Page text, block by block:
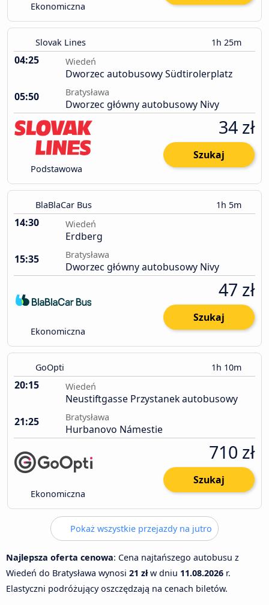
Ekonomiczna
Slovak Lines 1h 25m
04:25 Wiedeń
Dworzec autobusowy Südtirolerplatz
05:50
Bratysława
Dworzec główny autobusowy Nivy
Podstawowa
34 zł
Szukaj
BlaBlaCar Bus 1h 5m
14:30 Wiedeń
Erdberg
15:35
Bratysława
Dworzec główny autobusowy Nivy
Ekonomiczna
47 zł
Szukaj
GoOpti 1h 10m
20:15 Wiedeń
Neustiftgasse Przystanek autobusowy
21:25
Bratysława
Hurbanovo Námestie
Ekonomiczna
710 zł
Szukaj
Pokaż wszystkie przejazdy na jutro
Najlepsza oferta cenowa: Cena najtańszego autobusu z
Wiedeń do Bratysława wynosi 21 złw dniu 11.08.2026 r.
Elastyczni podróżujący oszczędzają na cenach biletów.